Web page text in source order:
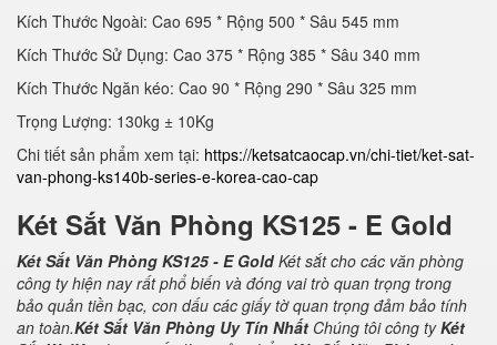
Kích Thước Ngoài: Cao 695 * Rộng 500 * Sâu 545 mm
Kích Thước Sử Dụng: Cao 375 * Rộng 385 * Sâu 340 mm
Kích Thước Ngăn kéo: Cao 90 * Rộng 290 * Sâu 325 mm
Trọng Lượng: 130kg ± 10Kg
Chi tiết sản phẩm xem tại: https://ketsatcaocap.vn/chi-tiet/ket-sat-
van-phong-ks140b-series-e-korea-cao-cap
Két Sắt Văn Phòng KS125 - E Gold
Két Sắt Văn Phòng KS125 - E GoldKét sắt cho các văn phòng
công ty hiện nay rất phổ biến và đóng vai trò quan trọng trong
bảo quản tiền bạc, con dấu các giấy tờ quan trọng đảm bảo tính
an toàn.Két Sắt Văn Phòng Uy Tín Nhất Chúng tôi công tyKét